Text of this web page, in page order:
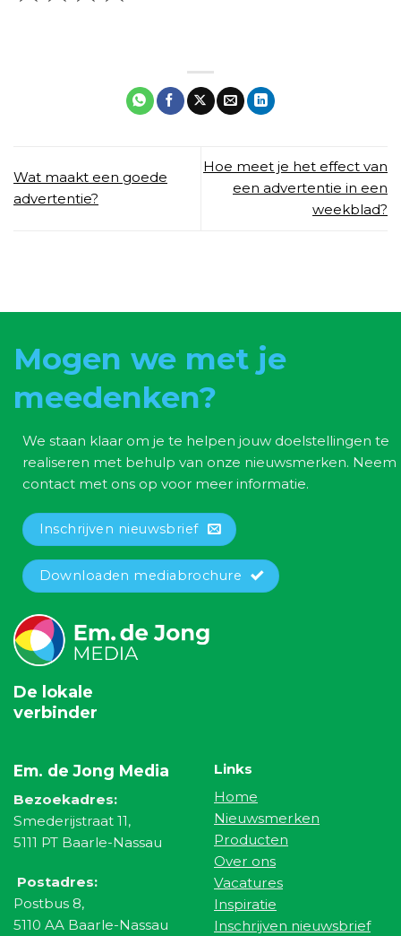
Wat maakt een goede
advertentie?
Hoe meet je het effect van
een advertentie in een
weekblad?
Mogen we met je
meedenken?
We staan klaar om je te helpen jouw doelstellingen te
realiseren met behulp van onze nieuwsmerken. Neem
contact met ons op voor meer informatie.
Inschrijven nieuwsbrief
Downloaden mediabrochure
De lokale
verbinder
Em. de Jong Media
Bezoekadres:
Smederijstraat 11,
5111 PT Baarle-Nassau
Postadres:
Postbus 8,
5110 AA Baarle-Nassau
Links
Home
Nieuwsmerken
Producten
Over ons
Vacatures
Inspiratie
Inschrijven nieuwsbrief